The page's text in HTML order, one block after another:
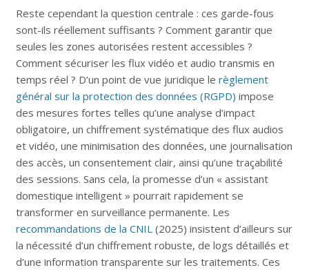
Reste cependant la question centrale : ces garde-fous
sont-ils réellement suffisants ? Comment garantir que
seules les zones autorisées restent accessibles ?
Comment sécuriser les flux vidéo et audio transmis en
temps réel ? D’un point de vue juridique le règlement
général sur la protection des données (RGPD) impose
des mesures fortes telles qu’une analyse d’impact
obligatoire, un chiffrement systématique des flux audios
et vidéo, une minimisation des données, une journalisation
des accès, un consentement clair, ainsi qu’une traçabilité
des sessions. Sans cela, la promesse d’un « assistant
domestique intelligent » pourrait rapidement se
transformer en surveillance permanente. Les
recommandations de la CNIL(2025) insistent d’ailleurs sur
la nécessité d’un chiffrement robuste, de logs détaillés et
d’une information transparente sur les traitements. Ces